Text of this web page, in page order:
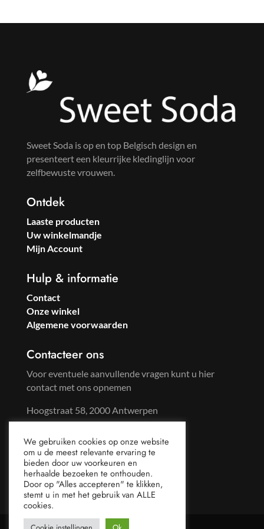
Sweet Soda is op en top Belgisch design en
presenteert een kleurrijke kledinglijn voor
zelfbewuste vrouwen.
Ontdek
Laaste producten
Uw winkelmandje
Mijn Account
Hulp & informatie
Contact
Onze winkel
Algemene voorwaarden
Contacteer ons
Voor eventuele aanvullende vragen kunt u hier
contact met ons opnemen
Hoogstraat 58, 2000 Antwerpen
Gsm: +32 486 96 65 44
mail@sweetsoda.be
We gebruiken cookies op onze website
om u de meest relevante ervaring te
bieden door uw voorkeuren en
herhaalde bezoeken te onthouden.
Door op "Alles accepteren" te klikken,
stemt u in met het gebruik van ALLE
cookies.